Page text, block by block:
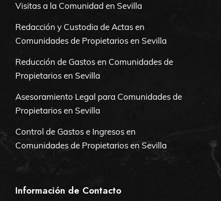
Visitas a la Comunidad en Sevilla
Redacción y Custodia de Actas en
Comunidades de Propietarios en Sevilla
Reducción de Gastos en Comunidades de
Propietarios en Sevilla
Asesoramiento Legal para Comunidades de
Propietarios en Sevilla
Control de Gastos e Ingresos en
Comunidades de Propietarios en Sevilla
Información de Contacto